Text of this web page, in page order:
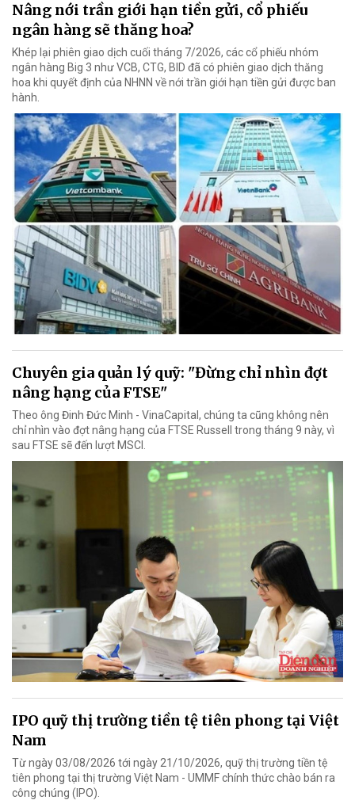
Nâng nới trần giới hạn tiền gửi, cổ phiếu
ngân hàng sẽ thăng hoa?
Khép lại phiên giao dịch cuối tháng 7/2026, các cổ phiếu nhóm
ngân hàng Big 3 như VCB, CTG, BID đã có phiên giao dịch thăng
hoa khi quyết định của NHNN về nới trần giới hạn tiền gửi được ban
hành.
Chuyên gia quản lý quỹ: "Đừng chỉ nhìn đợt
nâng hạng của FTSE"
Theo ông Đinh Đức Minh - VinaCapital, chúng ta cũng không nên
chỉ nhìn vào đợt nâng hạng của FTSE Russell trong tháng 9 này, vì
sau FTSE sẽ đến lượt MSCI.
IPO quỹ thị trường tiền tệ tiên phong tại Việt
Nam
Từ ngày 03/08/2026 tới ngày 21/10/2026, quỹ thị trường tiền tệ
tiên phong tại thị trường Việt Nam - UMMF chính thức chào bán ra
công chúng (IPO).